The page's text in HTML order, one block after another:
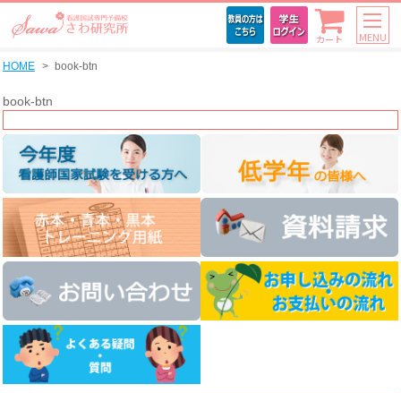
カート MENU
HOME book-btn
book-btn